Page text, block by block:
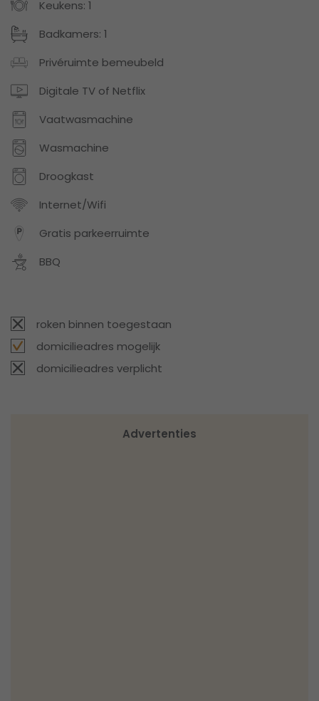
Keukens: 1
Badkamers: 1
Privéruimte bemeubeld
Digitale TV of Netflix
Vaatwasmachine
Wasmachine
Droogkast
Internet/Wifi
Gratis parkeerruimte
BBQ
roken binnen toegestaan
domicilieadres mogelijk
domicilieadres verplicht
Advertenties